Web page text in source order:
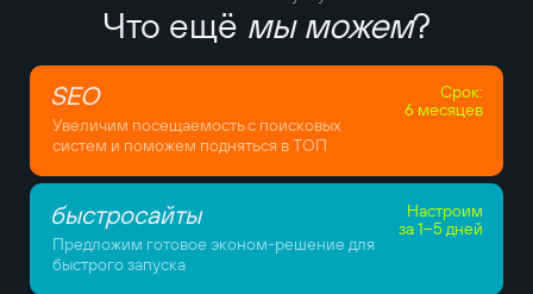
Что ещё мы можем?
SEO
Увеличим посещаемость с поисковых
систем и поможем подняться в ТОП
Срок:
6 месяцев
быстросайты
Предложим готовое эконом-решение для
быстрого запуска
Настроим
за 1–5 дней